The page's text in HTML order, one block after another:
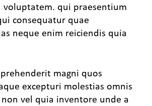
qui praesentium
consequatur quae
neque enim reiciendis quia
magni quos
excepturi molestias omnis
vel quia inventore unde a